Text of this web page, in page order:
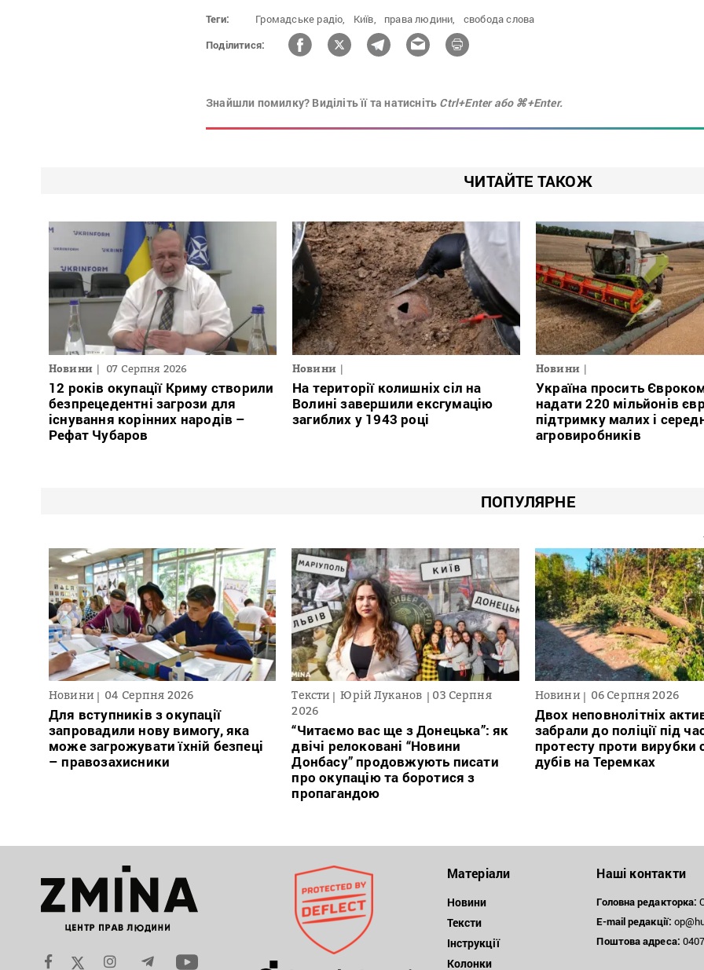
Теги: Громадське радіо, Київ, права людини,
свобода слова
Поділитися:
Знайшли помилку? Виділіть її та натисніть Ctrl+Enter або ⌘+Enter.
ЧИТАЙТЕ ТАКОЖ
Новини 07 Серпня 2026
12 років окупації Криму створили
безпрецедентні загрози для
існування корінних народів –
Рефат Чубаров
Новини
На території колишніх сіл на
Волині завершили ексгумацію
загиблих у 1943 році
Новини
Україна просить
надати 220 мільйонів
підтримку малих і
агровиробників
ПОПУЛЯРНЕ
Новини 04 Серпня 2026
Для вступників з окупації
запровадили нову вимогу, яка
може загрожувати їхній безпеці
– правозахисники
Тексти Юрій Луканов
03 Серпня
2026
“Читаємо вас ще з Донецька”: як
двічі релоковані “Новини
Донбасу” продовжують писати
про окупацію та боротися з
пропагандою
Новини 06 Серпня 2026
Двох неповнолітніх
забрали до поліції під
протесту проти вирубки
дубів на Теремках
Матеріали
Новини
Тексти
Інструкції
Колонки
Наші контакти
Головна редакторка:
E-mail редакції:
Поштоваадреса: